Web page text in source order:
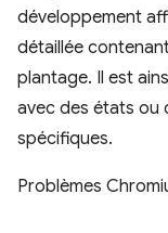
développement
détaillée
plantage. Il est
avec des états ou
spécifiques.
Problèmes